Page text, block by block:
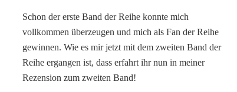
der
Unterwelt.
City
Ashes
von
Schon der erste Band der Reihe konnte mich
vollkommen überzeugen und mich als Fan der Reihe
gewinnen. Wie es mir jetzt mit dem zweiten Band der
Reihe ergangen ist, dass erfahrt ihr nun in meiner
Rezension zum zweiten Band!